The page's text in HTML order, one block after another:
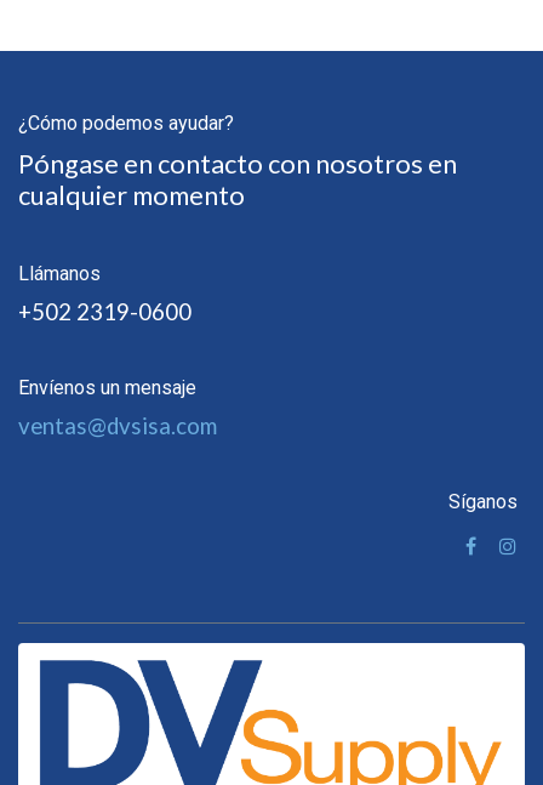
¿Cómo podemos ayudar?
Póngase en contacto con nosotros en
cualquier momento
Llámanos
+502 2319-0600
Envíenos un mensaje
ventas@dvsisa.com
Síganos